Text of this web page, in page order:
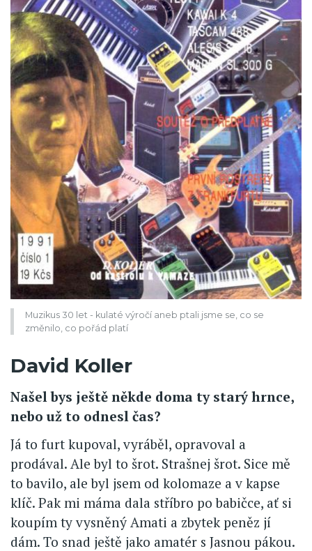
Muzikus 30 let - kulaté výročí aneb ptali jsme se, co se
změnilo, co pořád platí
David Koller
Našel bys ještě někde doma ty starý hrnce,
nebo už to odnesl čas?
Já to furt kupoval, vyráběl, opravoval a
prodával. Ale byl to šrot. Strašnej šrot. Sice mě
to bavilo, ale byl jsem od kolomaze a v kapse
klíč. Pak mi máma dala stříbro po babičce, ať si
koupím ty vysněný Amati a zbytek peněz jí
dám. To snad ještě jako amatér s Jasnou pákou.